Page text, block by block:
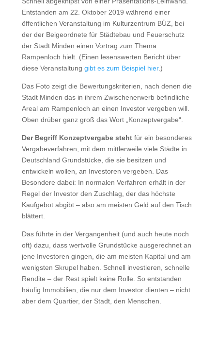
Entstanden am 22. Oktober 2019 während einer
öffentlichen Veranstaltung im Kulturzentrum BÜZ, bei
der der Beigeordnete für Städtebau und Feuerschutz
der Stadt Minden einen Vortrag zum Thema
Rampenloch hielt. (Einen lesenswerten Bericht über
diese Veranstaltung gibt es zum Beispiel hier.)
Das Foto zeigt die Bewertungskriterien, nach denen die
Stadt Minden das in ihrem Zwischenerwerb befindliche
Areal am Rampenloch an einen Investor vergeben will.
Oben drüber ganz groß das Wort „Konzeptvergabe“.
Der Begriff Konzeptvergabe stehtfür ein besonderes
Vergabeverfahren, mit dem mittlerweile viele Städte in
Deutschland Grundstücke, die sie besitzen und
entwickeln wollen, an Investoren vergeben. Das
Besondere dabei: In normalen Verfahren erhält in der
Regel der Investor den Zuschlag, der das höchste
Kaufgebot abgibt – also am meisten Geld auf den Tisch
blättert.
Das führte in der Vergangenheit (und auch heute noch
oft) dazu, dass wertvolle Grundstücke ausgerechnet an
jene Investoren gingen, die am meisten Kapital und am
wenigsten Skrupel haben. Schnell investieren, schnelle
Rendite – der Rest spielt keine Rolle. So entstanden
häufig Immobilien, die nur dem Investor dienten – nicht
aber dem Quartier, der Stadt, den Menschen.